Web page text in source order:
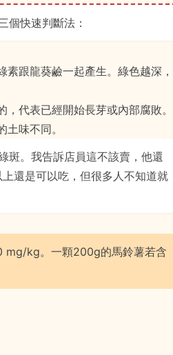
個快速判斷法：
跟龍葵鹼一起產生。綠色越深，
代表已經開始長芽或內部腐敗。
味不同。
斑。我告訴店員這不該賣，他還
還是可以吃，但很多人不知道就
mg/kg。一顆200g的馬鈴薯若含